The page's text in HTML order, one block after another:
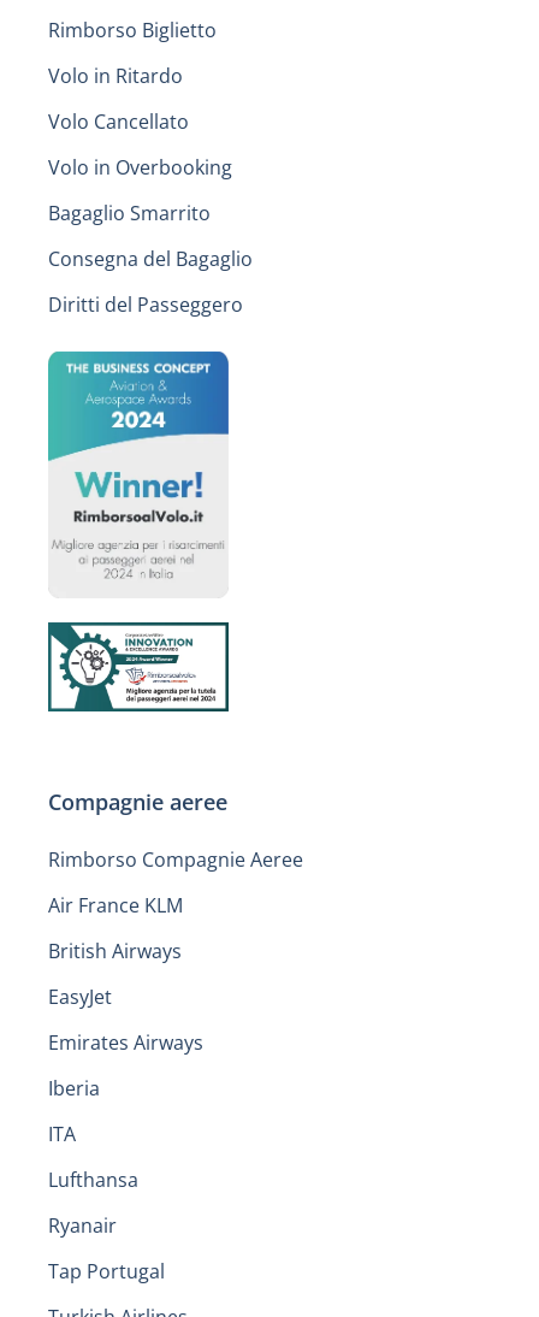
Rimborso Biglietto
Volo in Ritardo
Volo Cancellato
Volo in Overbooking
Bagaglio Smarrito
Consegna del Bagaglio
Diritti del Passeggero
Compagnie aeree
Rimborso Compagnie Aeree
Air France KLM
British Airways
EasyJet
Emirates Airways
Iberia
ITA
Lufthansa
Ryanair
Tap Portugal